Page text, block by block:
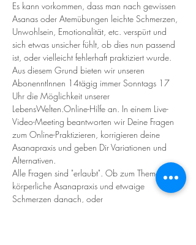
Es kann vorkommen, dass man nach gewissen
Asanas oder Atemübungen leichte Schmerzen,
Unwohlsein, Emotionalität, etc. verspürt und
sich etwas unsicher fühlt, ob dies nun passend
ist, oder vielleicht fehlerhaft praktiziert wurde.
Aus diesem Grund bieten wir unseren
AbonenntInnen 14tägig immer Sonntags 17
Uhr die Möglichkeit unserer
LebensWelten.Online-Hilfe an. In einem Live-
Video-Meeting beantworten wir Deine Fragen
zum Online-Praktizieren, korrigieren deine
Asanapraxis und geben Dir Variationen und
Alternativen.
Alle Fragen sind "erlaubt". Ob zum Thema
körperliche Asanapraxis und etwaige
Schmerzen danach, oder